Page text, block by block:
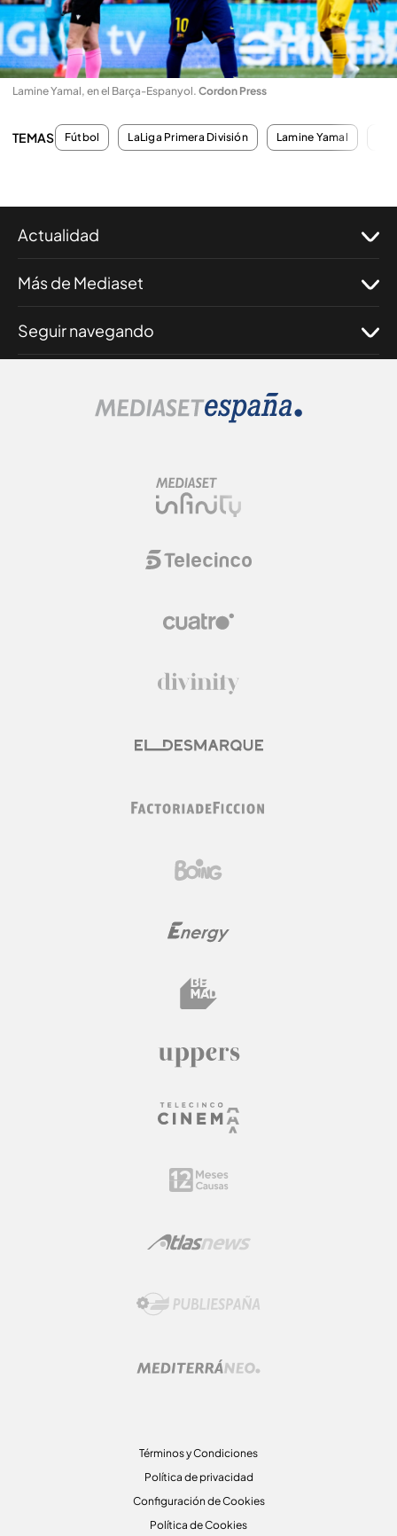
Lamine Yamal, en el Barça-Espanyol. Cordon Press
TEMAS Fútbol LaLiga Primera División Lamine Yamal
Actualidad
Más de Mediaset
Seguir navegando
Términos y Condiciones
Política de privacidad
Configuración de Cookies
Política de Cookies